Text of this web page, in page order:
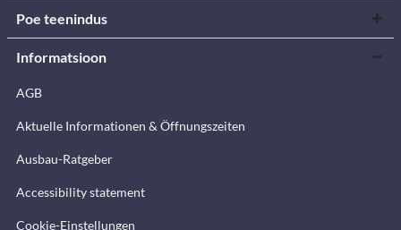
Poe teenindus
Informatsioon
AGB
Aktuelle Informationen & Öffnungszeiten
Ausbau-Ratgeber
Accessibility statement
Cookie-Einstellungen